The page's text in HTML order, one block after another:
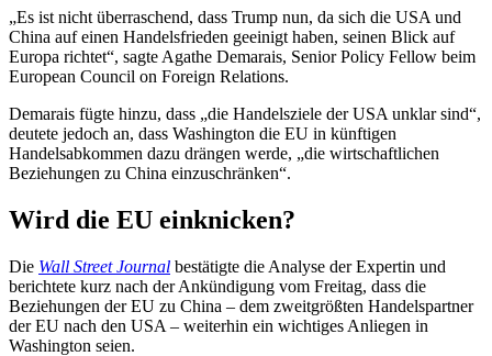
„Es ist nicht überraschend, dass Trump nun, da sich die USA und
China auf einen Handelsfrieden geeinigt haben, seinen Blick auf
Europa richtet“, sagte Agathe Demarais, Senior Policy Fellow beim
European Council on Foreign Relations.
Demarais fügte hinzu, dass „die Handelsziele der USA unklar sind“,
deutete jedoch an, dass Washington die EU in künftigen
Handelsabkommen dazu drängen werde, „die wirtschaftlichen
Beziehungen zu China einzuschränken“.
Wird die EU einknicken?
Die Wall Street Journal bestätigte die Analyse der Expertin und
berichtete kurz nach der Ankündigung vom Freitag, dass die
Beziehungen der EU zu China – dem zweitgrößten Handelspartner
der EU nach den USA – weiterhin ein wichtiges Anliegen in
Washington seien.